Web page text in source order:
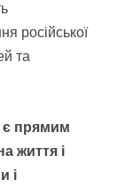
російської
та
є прямим
життя і
і